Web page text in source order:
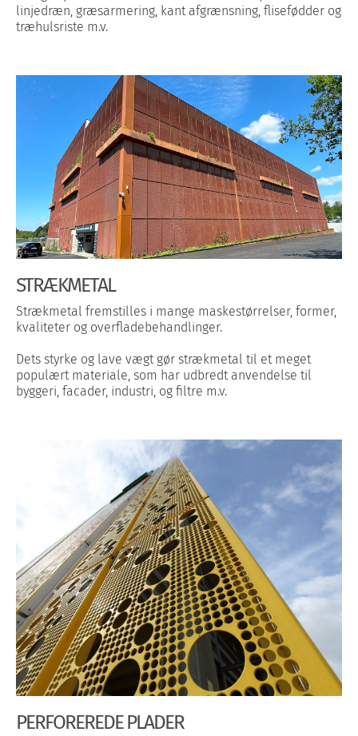
linjedræn, græsarmering, kant afgrænsning, flisefødder og
træhulsriste m.v.
STRÆKMETAL
Strækmetal fremstilles i mange maskestørrelser, former,
kvaliteter og overfladebehandlinger.
Dets styrke og lave vægt gør strækmetal til et meget
populært materiale, som har udbredt anvendelse til
byggeri, facader, industri, og filtre m.v.
PERFOREREDE PLADER